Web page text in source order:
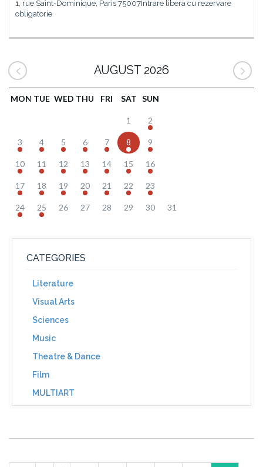
1, rue Saint-Dominique, Paris 75007Intrare libera cu rezervare
obligatorie
AUGUST 2026
MON TUE WED THU FRI SAT SUN
1 2
3 4 5 6 7 8 9
10 11 12 13 14 15 16
17 18 19 20 21 22 23
24 25 26 27 28 29 30 31
CATEGORIES
Literature
Visual Arts
Sciences
Music
Theatre & Dance
Film
MULTIART